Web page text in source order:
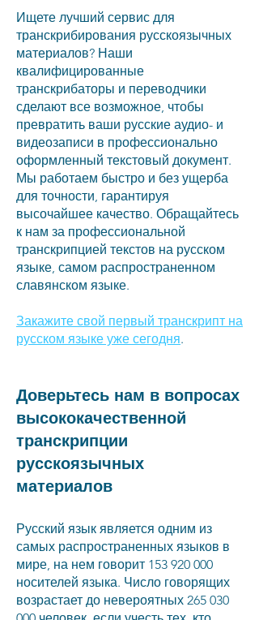
Ищете лучший сервис для
транскрибирования русскоязычных
материалов? Наши
квалифицированные
транскрибаторы и переводчики
сделают все возможное, чтобы
превратить ваши русские аудио- и
видеозаписи в профессионально
оформленный текстовый документ.
Мы работаем быстро и без ущерба
для точности, гарантируя
высочайшее качество. Обращайтесь
к нам за профессиональной
транскрипцией текстов на русском
языке, самом распространенном
славянском языке.
Закажите свой первый транскрипт на
русском языке уже сегодня.
Доверьтесь нам в вопросах
высококачественной
транскрипции
русскоязычных
материалов
Русский язык является одним из
самых распространенных языков в
мире, на нем говорит 153 920 000
носителей языка. Число говорящих
возрастает до невероятных 265 030